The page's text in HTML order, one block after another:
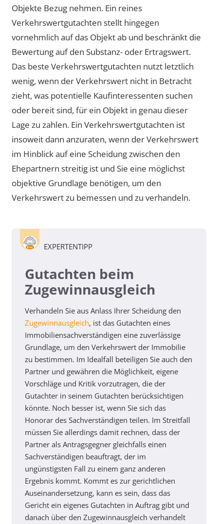
Objekte Bezug nehmen. Ein reines
Verkehrswertgutachten stellt hingegen
vornehmlich auf das Objekt ab und beschränkt die
Bewertung auf den Substanz- oder Ertragswert.
Das beste Verkehrswertgutachten nutzt letztlich
wenig, wenn der Verkehrswert nicht in Betracht
zieht, was potentielle Kaufinteressenten suchen
oder bereit sind, für ein Objekt in genau dieser
Lage zu zahlen. Ein Verkehrswertgutachten ist
insoweit dann anzuraten, wenn der Verkehrswert
im Hinblick auf eine Scheidung zwischen den
Ehepartnern streitig ist und Sie eine möglichst
objektive Grundlage benötigen, um den
Verkehrswert zu bemessen und zu verhandeln.
EXPERTENTIPP
Gutachten beim
Zugewinnausgleich
Verhandeln Sie aus Anlass Ihrer Scheidung den
Zugewinnausgleich, ist das Gutachten eines
Immobiliensachverständigen eine zuverlässige
Grundlage, um den Verkehrswert der Immobilie
zu bestimmen. Im Idealfall beteiligen Sie auch den
Partner und gewähren die Möglichkeit, eigene
Vorschläge und Kritik vorzutragen, die der
Gutachter in seinem Gutachten berücksichtigen
könnte. Noch besser ist, wenn Sie sich das
Honorar des Sachverständigen teilen. Im Streitfall
müssen Sie allerdings damit rechnen, dass der
Partner als Antragsgegner gleichfalls einen
Sachverständigen beauftragt, der im
ungünstigsten Fall zu einem ganz anderen
Ergebnis kommt. Kommt es zur gerichtlichen
Auseinandersetzung, kann es sein, dass das
Gericht ein eigenes Gutachten in Auftrag gibt und
danach über den Zugewinnausgleich verhandelt